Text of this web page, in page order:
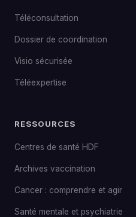
Téléconsultation
Dossier de coordination
Visio sécurisée
Téléexpertise
RESSOURCES
Centres de santé HDF
Archives vaccination
Cancer : comprendre et agir
Santé mentale et psychiatrie